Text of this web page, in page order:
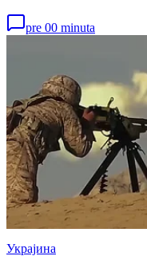
pre 00 minuta
Украјина